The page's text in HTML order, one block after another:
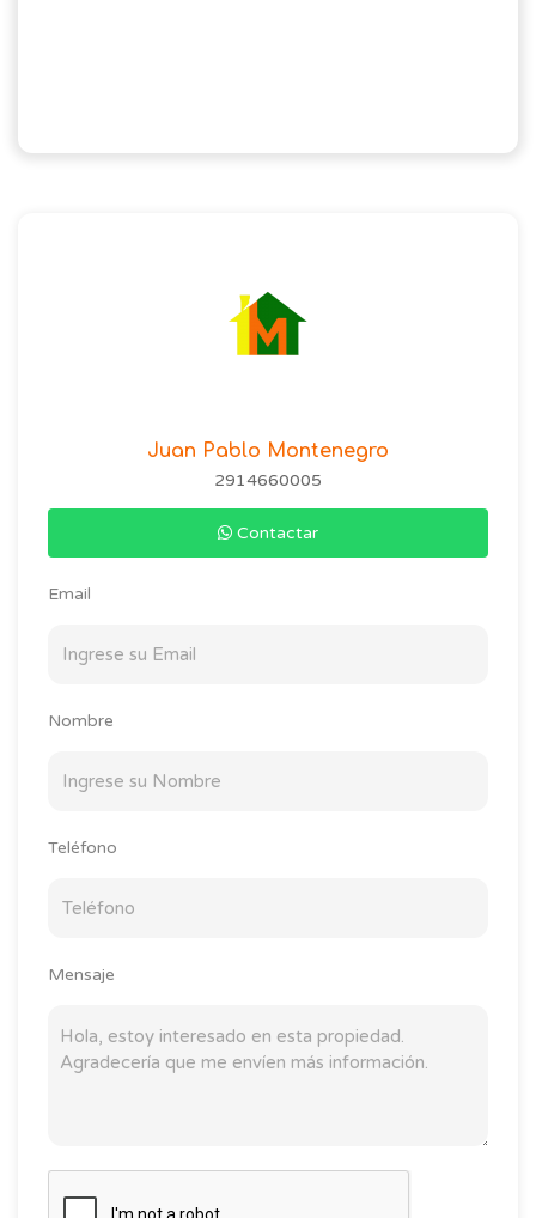
Juan Pablo Montenegro
2914660005
Contactar
Email
Nombre
Teléfono
Mensaje